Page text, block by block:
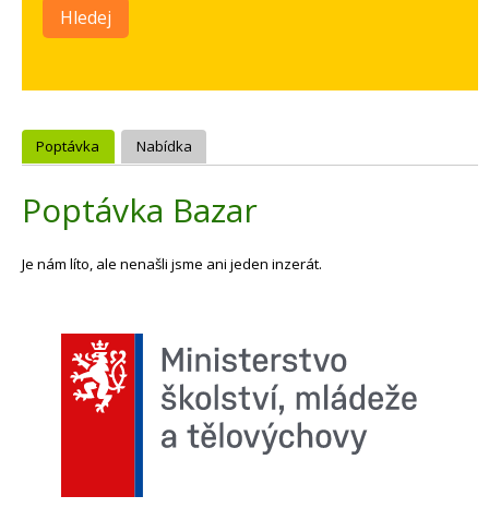
Hledej
Poptávka Nabídka
Poptávka Bazar
Je nám líto, ale nenašli jsme ani jeden inzerát.